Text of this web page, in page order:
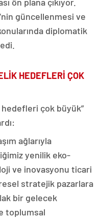
güncellenmesi ve
diplomatik
HEDEFLERİ ÇOK
çok büyük”
ağlarıyla
yenilik eko-
ve inovasyonu ticari
stratejik pazarlara
bir gelecek
toplumsal